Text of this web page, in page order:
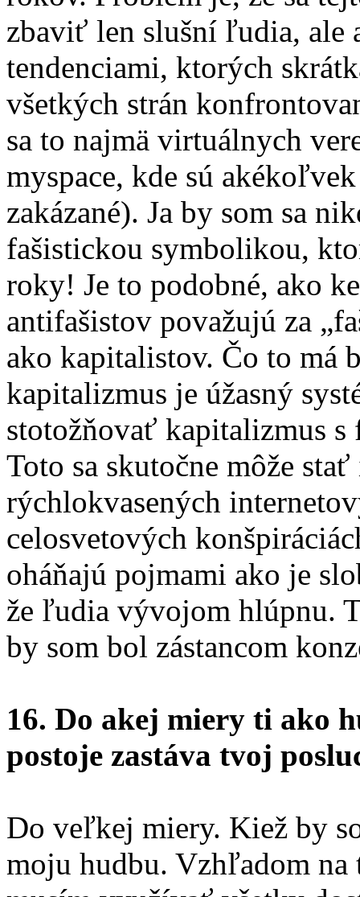
zbaviť len slušní ľudia, ale
tendenciami, ktorých
všetkých strán
sa to najmä virtuálnych
myspace, kde sú
zakázané). Ja by som sa
fašistickou symbolikou,
roky! Je to podobné, ako
antifašistov považujú za
ako kapitalistov. Čo to má
kapitalizmus je úžasný
stotožňovať kapitalizmus s
Toto sa skutočne môže
rýchlokvasených
celosvetových
oháňajú pojmami ako je
že ľudia vývojom hlúpnu.
by som bol zástancom
16. Do akej miery ti ako
postoje zastáva tvoj
Do veľkej miery. Kiež by
moju hudbu. Vzhľadom